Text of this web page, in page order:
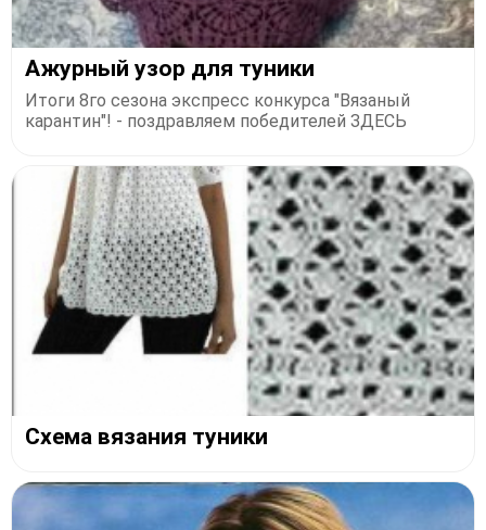
Ажурный узор для туники
Итоги 8го сезона экспресс конкурса "Вязаный
карантин"! - поздравляем победителей ЗДЕСЬ
Схема вязания туники